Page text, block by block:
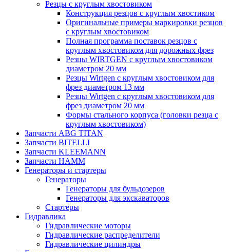
Резцы с круглым хвостовиком
Конструкция резцов с круглым хвостиком
Оригинальные примеры маркировки резцов
с круглым хвостовиком
Полная программа поставок резцов с
круглым хвостовиком для дорожных фрез
Резцы WIRTGEN с круглым хвостовиком
диаметром 20 мм
Резцы Wirtgen с круглым хвостовиком для
фрез диаметром 13 мм
Резцы Wirtgen с круглым хвостовиком для
фрез диаметром 20 мм
Формы стального корпуса (головки резца с
круглым хвостовиком)
Запчасти ABG TITAN
Запчасти BITELLI
Запчасти KLEEMANN
Запчасти HAMM
Генераторы и стартеры
Генераторы
Генераторы для бульдозеров
Генераторы для экскаваторов
Стартеры
Гидравлика
Гидравлические моторы
Гидравлические распределители
Гидравлические цилиндры